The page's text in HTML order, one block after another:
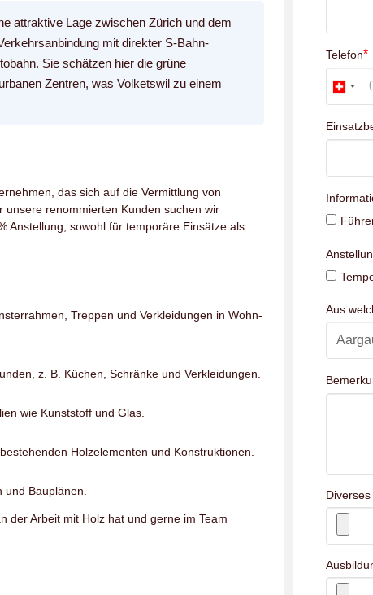
attraktive Lage zwischen Zürich und dem
mit direkter S-Bahn-
Sie schätzen hier die grüne
Zentren, was Volketswil zu einem
das sich auf die Vermittlung von
renommierten Kunden suchen wir
Anstellung, sowohl für temporäre Einsätze als
Treppen und Verkleidungen in Wohn-
z. B. Küchen, Schränke und Verkleidungen.
wie Kunststoff und Glas.
Holzelementen und Konstruktionen.
Bauplänen.
der Arbeit mit Holz hat und gerne im Team
Telefon*
Aus
Diverses